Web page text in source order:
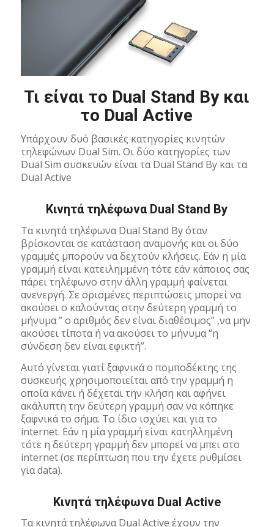
Τι είναι το Dual Stand By και
το Dual Active
Υπάρχουν δυό βασικές κατηγορίες κινητών
τηλεφώνων Dual Sim. Οι δύο κατηγορίες των
Dual Sim συσκευών είναι τα Dual Stand By και τα
Dual Active
Κινητά τηλέφωνα Dual Stand By
Τα κινητά τηλέφωνα Dual Stand By όταν
βρίσκονται σε κατάσταση αναμονής και οι δύο
γραμμές μπορούν να δεχτούν κλήσεις. Εάν η μία
γραμμή είναι κατειλημμένη τότε εάν κάποιος σας
πάρει τηλέφωνο στην άλλη γραμμή φαίνεται
ανενεργή. Σε ορισμένες περιπτώσεις μπορεί να
ακούσει ο καλούντας στην δεύτερη γραμμή το
μήνυμα ” ο αριθμός δεν είναι διαθέσιμος” ,να μην
ακούσει τίποτα ή να ακούσει το μήνυμα “η
σύνδεση δεν είναι εφικτή”.
Αυτό γίνεται γιατί ξαφνικά ο πομποδέκτης της
συσκευής χρησιμοποιείται από την γραμμή η
οποία κάνει ή δέχεται την κλήση και αφήνει
ακάλυπτη την δεύτερη γραμμή σαν να κόπηκε
ξαφνικά το σήμα. Το ίδιο ισχύει και για το
internet. Εάν η μία γραμμή είναι κατηλλημένη
τότε η δεύτερη γραμμή δεν μπορεί να μπει στο
internet (σε περίπτωση που την έχετε ρυθμίσει
για data).
Κινητά τηλέφωνα Dual Active
Τα κινητά τηλέφωνα Dual Active έχουν την